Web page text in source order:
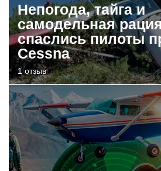
Непогода, тайга и
самодельная
спаслись пилоты
Cessna
1 отзыв